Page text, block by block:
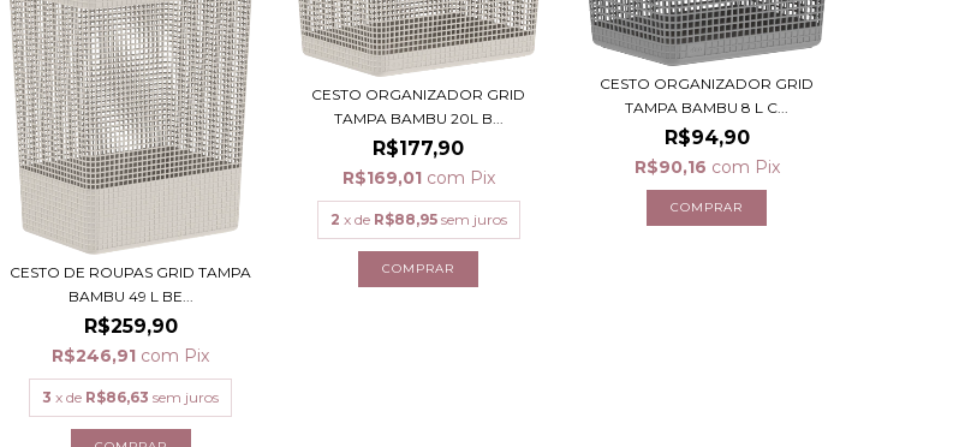
CESTO DE ROUPAS GRID TAMPA
BAMBU 49 L BE...
R$259,90
R$246,91 com Pix
3 x de R$86,63 sem juros
CESTO ORGANIZADOR GRID
TAMPA BAMBU 20L B...
R$177,90
R$169,01 com Pix
2 x de R$88,95 sem juros
CESTO ORGANIZADOR GRID
TAMPA BAMBU 8 L C...
R$94,90
R$90,16 com Pix